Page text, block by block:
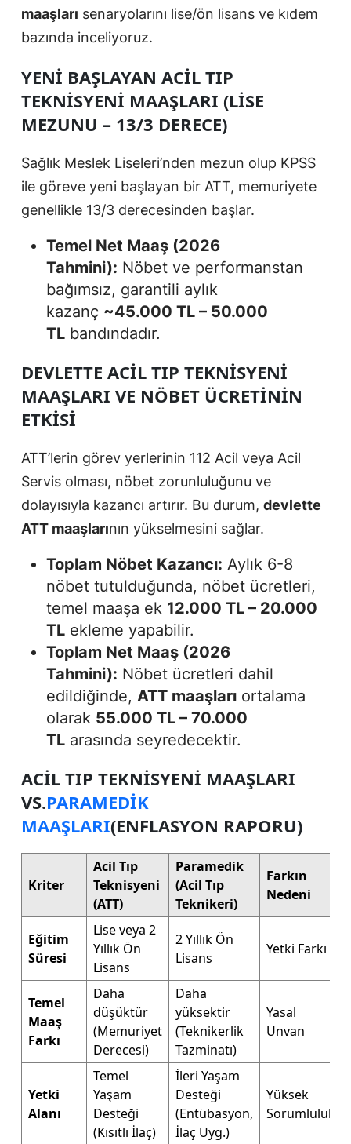
maaşları senaryolarını lise/ön lisans ve kıdem
bazında inceliyoruz.
YENI BAŞLAYAN ACIL TIP
TEKNISYENI MAAŞLARI (LISE
MEZUNU – 13/3 DERECE)
Sağlık Meslek Liseleri’nden mezun olup KPSS
ile göreve yeni başlayan bir ATT, memuriyete
genellikle 13/3 derecesinden başlar.
Temel Net Maaş (2026
Tahmini): Nöbet ve performanstan
bağımsız, garantili aylık
kazanç ~45.000 TL – 50.000
TL bandındadır.
DEVLETTE ACIL TIP TEKNISYENI
MAAŞLARI VE NÖBET ÜCRETININ
ETKISI
ATT’lerin görev yerlerinin 112 Acil veya Acil
Servis olması, nöbet zorunluluğunu ve
dolayısıyla kazancı artırır. Bu durum, devlette
ATT maaşlarının yükselmesini sağlar.
Toplam Nöbet Kazancı: Aylık 6-8
nöbet tutulduğunda, nöbet ücretleri,
temel maaşa ek 12.000 TL – 20.000
TL ekleme yapabilir.
Toplam Net Maaş (2026
Tahmini): Nöbet ücretleri dahil
edildiğinde, ATT maaşları ortalama
olarak 55.000 TL – 70.000
TL arasında seyredecektir.
ACIL TIP TEKNISYENI MAAŞLARI
VS.PARAMEDIK
MAAŞLARI(ENFLASYON RAPORU)
Kriter
Acil Tıp
Teknisyeni
(ATT)
Paramedik
(Acil Tıp
Teknikeri)
Farkın
Nedeni
Eğitim
Süresi
Lise veya 2
Yıllık Ön
Lisans
2 Yıllık Ön
Lisans
Yetki Farkı
Temel
Maaş
Farkı
Daha
düşüktür
(Memuriyet
Derecesi)
Daha
yüksektir
(Teknikerlik
Tazminatı)
Yasal
Unvan
Yetki
Alanı
Temel
Yaşam
Desteği
(Kısıtlı İlaç)
İleri Yaşam
Desteği
(Entübasyon,
İlaç Uyg.)
Yüksek
Sorumluluk